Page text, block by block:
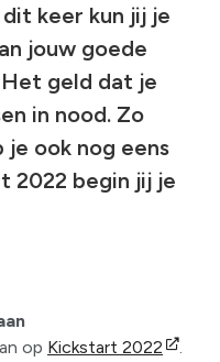
keer kun jij je
jouw goede
geld dat je
in nood. Zo
je ook nog eens
2022 begin jij je
op Kickstart 2022
.